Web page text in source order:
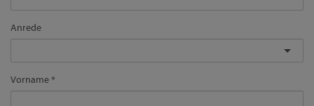
Anrede
Vorname